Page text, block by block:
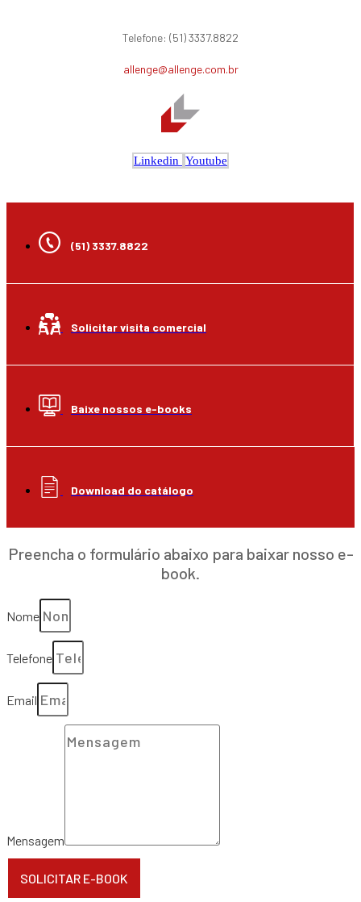
Telefone: (51) 3337.8822
allenge@allenge.com.br
Linkedin Youtube
(51) 3337.8822
Solicitar visita comercial
Baixe nossos e-books
Download do catálogo
Preencha o formulário abaixo para baixar nosso e-
book.
Nome
Telefone
Email
Mensagem
SOLICITAR E-BOOK